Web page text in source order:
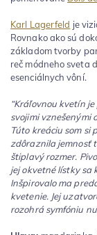
Karl Lagerfeld je
Rovnako ako sú
základom tvorby
reč módneho sveta
esenciálnych vôní.
“Kráľovnou kvetín
svojimi vznešenými
Túto kreáciu som si
zdôraznila jemnosť
štiplavý rozmer.
jej okvetné lístky sa
Inšpirovalo ma
kvetenie. Jej
rozohrá symfóniu